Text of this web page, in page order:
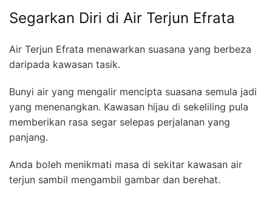
Segarkan Diri di Air Terjun Efrata
Air Terjun Efrata menawarkan suasana yang berbeza
daripada kawasan tasik.
Bunyi air yang mengalir mencipta suasana semula jadi
yang menenangkan. Kawasan hijau di sekeliling pula
memberikan rasa segar selepas perjalanan yang
panjang.
Anda boleh menikmati masa di sekitar kawasan air
terjun sambil mengambil gambar dan berehat.